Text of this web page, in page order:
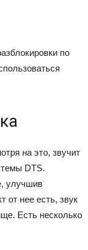
по
на это, звучит
DTS.
улучшив
от нее есть, звук
Есть несколько